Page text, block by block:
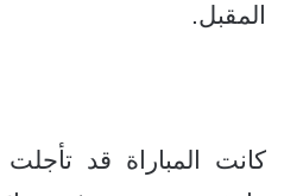
المقبل.
كانت المباراة قد